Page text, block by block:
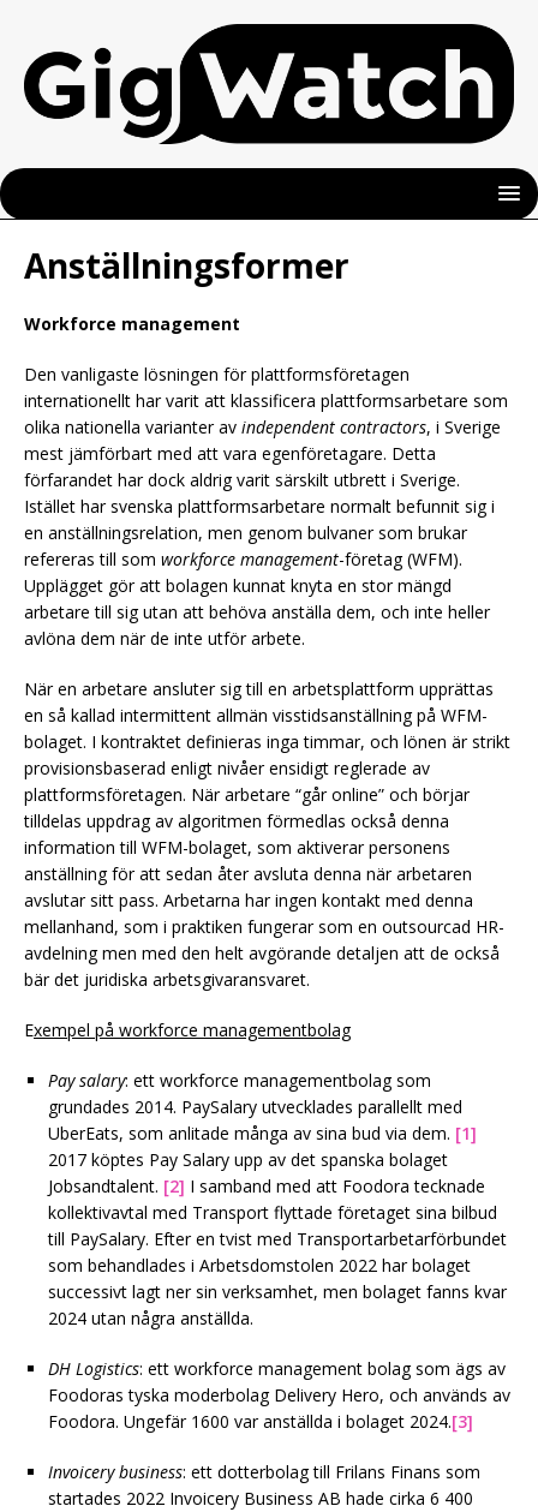
Anställningsformer
Workforce management
Den vanligaste lösningen för plattformsföretagen
internationellt har varit att klassificera plattformsarbetare som
olika nationella varianter av independent contractors, i Sverige
mest jämförbart med att vara egenföretagare. Detta
förfarandet har dock aldrig varit särskilt utbrett i Sverige.
Istället har svenska plattformsarbetare normalt befunnit sig i
en anställningsrelation, men genom bulvaner som brukar
refereras till som workforce management-företag (WFM).
Upplägget gör att bolagen kunnat knyta en stor mängd
arbetare till sig utan att behöva anställa dem, och inte heller
avlöna dem när de inte utför arbete.
När en arbetare ansluter sig till en arbetsplattform upprättas
en så kallad intermittent allmän visstidsanställning på WFM-
bolaget. I kontraktet definieras inga timmar, och lönen är strikt
provisionsbaserad enligt nivåer ensidigt reglerade av
plattformsföretagen. När arbetare “går online” och börjar
tilldelas uppdrag av algoritmen förmedlas också denna
information till WFM-bolaget, som aktiverar personens
anställning för att sedan åter avsluta denna när arbetaren
avslutar sitt pass. Arbetarna har ingen kontakt med denna
mellanhand, som i praktiken fungerar som en outsourcad HR-
avdelning men med den helt avgörande detaljen att de också
bär det juridiska arbetsgivaransvaret.
Exempel på workforce managementbolag
Pay salary: ett workforce managementbolag som
grundades 2014. PaySalary utvecklades parallellt med
UberEats, som anlitade många av sina bud via dem. [1]
2017 köptes Pay Salary upp av det spanska bolaget
Jobsandtalent. [2] I samband med att Foodora tecknade
kollektivavtal med Transport flyttade företaget sina bilbud
till PaySalary. Efter en tvist med Transportarbetarförbundet
som behandlades i Arbetsdomstolen 2022 har bolaget
successivt lagt ner sin verksamhet, men bolaget fanns kvar
2024 utan några anställda.
DH Logistics: ett workforce management bolag som ägs av
Foodoras tyska moderbolag Delivery Hero, och används av
Foodora. Ungefär 1600 var anställda i bolaget 2024.[3]
Invoicery business: ett dotterbolag till Frilans Finans som
startades 2022 Invoicery Business AB hade cirka 6 400